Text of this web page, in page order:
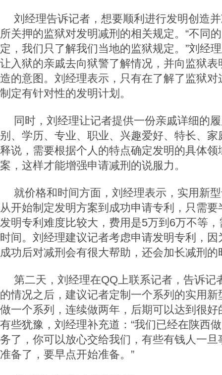
刘经理告诉记者，想要顺利进行发明创造
所关押的监狱对发明减刑的相关规定。“不同
定，我们只了解我们当地的监狱规定。”刘经
让入狱的亲戚去向狱警了解情况，并向监狱
造的意图。刘经理表示，只有在了解了监狱
制定有针对性的发明计划。
同时，刘经理让记者提供一份亲戚详细的
别、学历、专业、职业、兴趣爱好、特长、
释说，需要根据个人的特点确定发明的具体
案，这样才能增强申请减刑的说服力。
就价格和时间方面，刘经理表示，实用新
从开始制定发明方案到成功申请专利，只需
发明专利难度比较大，费用是5万到6万不等
时间。刘经理建议记者考虑申请发明专利，
成功后对减刑会有很大帮助，还会加长减刑的
第二天，刘经理在QQ上联系记者，告诉记
的情况之后，建议记者定制一个系列的实用
做一个系列，连续做两年，后期可以达到很
有些犹豫，刘经理补充道：“我们已经在陕西
务了，你可以放心交给我们，有些有钱人一
准备了，要早点开始准备。”